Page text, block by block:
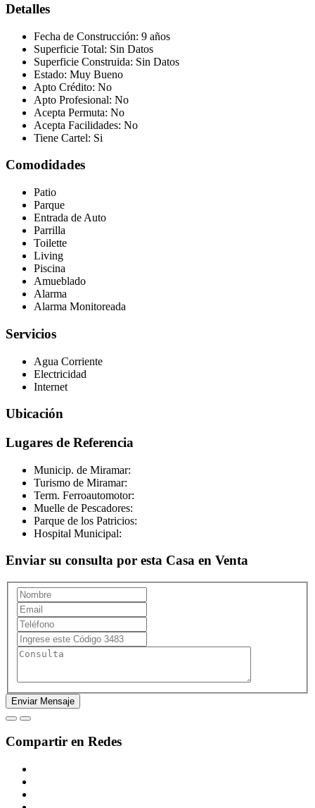
Detalles
Fecha de Construcción: 9 años
Superficie Total: Sin Datos
Superficie Construida: Sin Datos
Estado: Muy Bueno
Apto Crédito: No
Apto Profesional: No
Acepta Permuta: No
Acepta Facilidades: No
Tiene Cartel: Si
Comodidades
Patio
Parque
Entrada de Auto
Parrilla
Toilette
Living
Piscina
Amueblado
Alarma
Alarma Monitoreada
Servicios
Agua Corriente
Electricidad
Internet
Ubicación
Lugares de Referencia
Municip. de Miramar:
Turismo de Miramar:
Term. Ferroautomotor:
Muelle de Pescadores:
Parque de los Patricios:
Hospital Municipal:
Enviar su consulta por esta Casa en Venta
Compartir en Redes